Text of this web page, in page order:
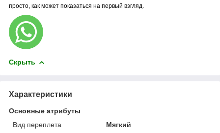
просто, как может показаться на первый взгляд
Скрыть
Характеристики
Основные атрибуты
Вид переплета
Мягкий